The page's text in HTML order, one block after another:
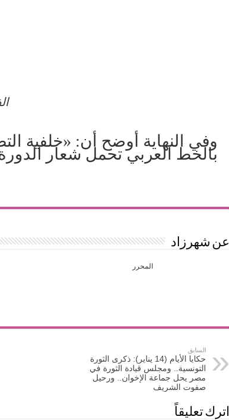
وفي النهاية أوضح أن: «خلفية
بالخط العربي تحمل شعار
عن شهرزاد
المحرر
السابق
حكايا الأيام (14 يناير): ذكرى الثورة
التونسية.. ومجلس قيادة الثورة في
مصر يحل جماعة الإخوان.. ورحيل
صفوت الشريف
اترك تعليقاً